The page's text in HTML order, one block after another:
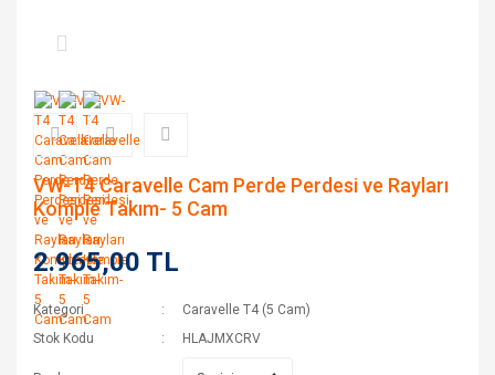
VW-T4 Caravelle Cam Perde Perdesi ve Rayları
Komple Takım- 5 Cam
2.965,00 TL
Kategori
Caravelle T4 (5 Cam)
Stok Kodu
HLAJMXCRV